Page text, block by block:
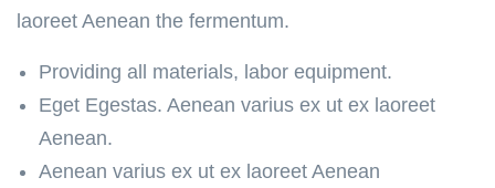
laoreet Aenean the fermentum.
Providing all materials, labor equipment.
Eget Egestas. Aenean varius ex ut ex laoreet
Aenean.
Aenean varius ex ut ex laoreet Aenean